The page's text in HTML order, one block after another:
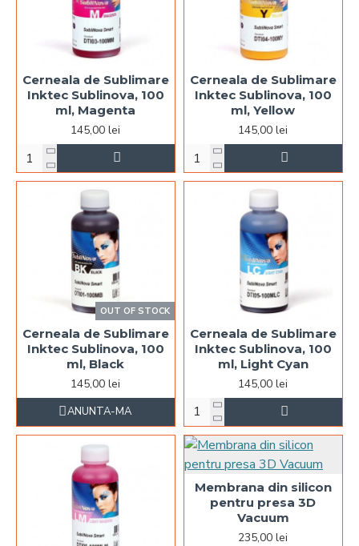
Cerneala de Sublimare
Inktec Sublinova, 100
ml, Magenta
145,00 lei
Cerneala de Sublimare
Inktec Sublinova, 100
ml, Yellow
145,00 lei
OUT OF STOCK
Cerneala de Sublimare
Inktec Sublinova, 100
ml, Black
145,00 lei
ANUNTA-MA
Cerneala de Sublimare
Inktec Sublinova, 100
ml, Light Cyan
145,00 lei
Membrana din silicon
pentru presa 3D
Vacuum
235,00 lei